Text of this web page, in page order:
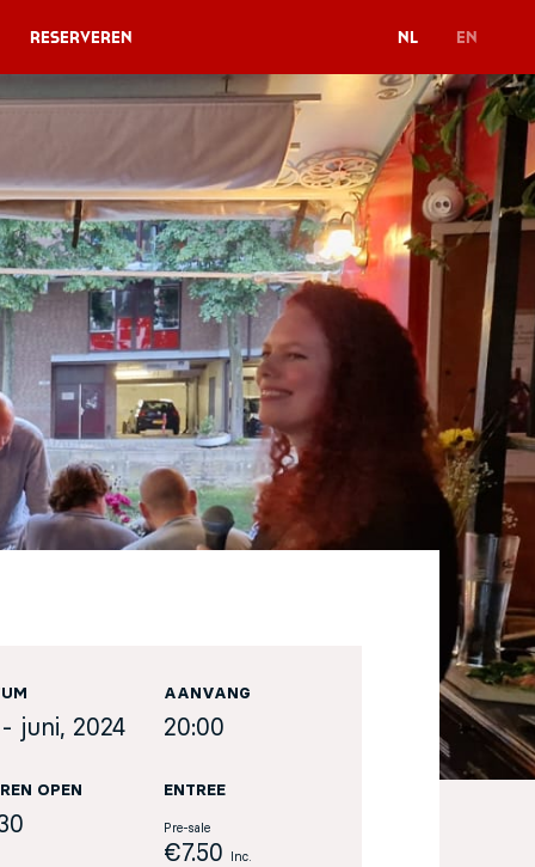
Reserveren NL EN
juni, 2024
AANVANG
20:00
OPEN ENTREE
Pre-sale
€7.50 Inc.